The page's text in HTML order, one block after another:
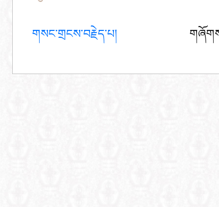
གསང་གྲངས་བརྗེད་པ།